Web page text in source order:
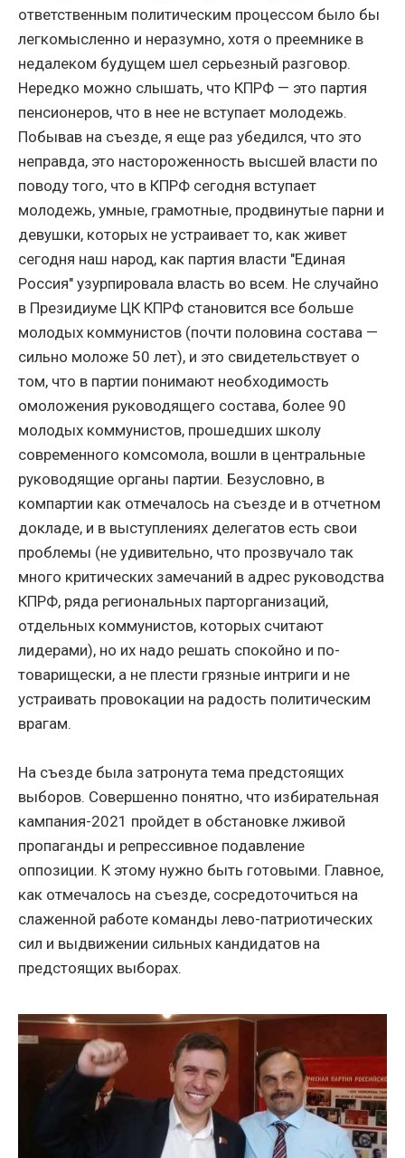
ответственным политическим процессом было бы
легкомысленно и неразумно, хотя о преемнике в
недалеком будущем шел серьезный разговор.
Нередко можно слышать, что КПРФ — это партия
пенсионеров, что в нее не вступает молодежь.
Побывав на съезде, я еще раз убедился, что это
неправда, это настороженность высшей власти по
поводу того, что в КПРФ сегодня вступает
молодежь, умные, грамотные, продвинутые парни и
девушки, которых не устраивает то, как живет
сегодня наш народ, как партия власти "Единая
Россия" узурпировала власть во всем. Не случайно
в Президиуме ЦК КПРФ становится все больше
молодых коммунистов (почти половина состава —
сильно моложе 50 лет), и это свидетельствует о
том, что в партии понимают необходимость
омоложения руководящего состава, более 90
молодых коммунистов, прошедших школу
современного комсомола, вошли в центральные
руководящие органы партии. Безусловно, в
компартии как отмечалось на съезде и в отчетном
докладе, и в выступлениях делегатов есть свои
проблемы (не удивительно, что прозвучало так
много критических замечаний в адрес руководства
КПРФ, ряда региональных парторганизаций,
отдельных коммунистов, которых считают
лидерами), но их надо решать спокойно и по-
товарищески, а не плести грязные интриги и не
устраивать провокации на радость политическим
врагам.
На съезде была затронута тема предстоящих
выборов. Совершенно понятно, что избирательная
кампания-2021 пройдет в обстановке лживой
пропаганды и репрессивное подавление
оппозиции. К этому нужно быть готовыми. Главное,
как отмечалось на съезде, сосредоточиться на
слаженной работе команды лево-патриотических
сил и выдвижении сильных кандидатов на
предстоящих выборах.